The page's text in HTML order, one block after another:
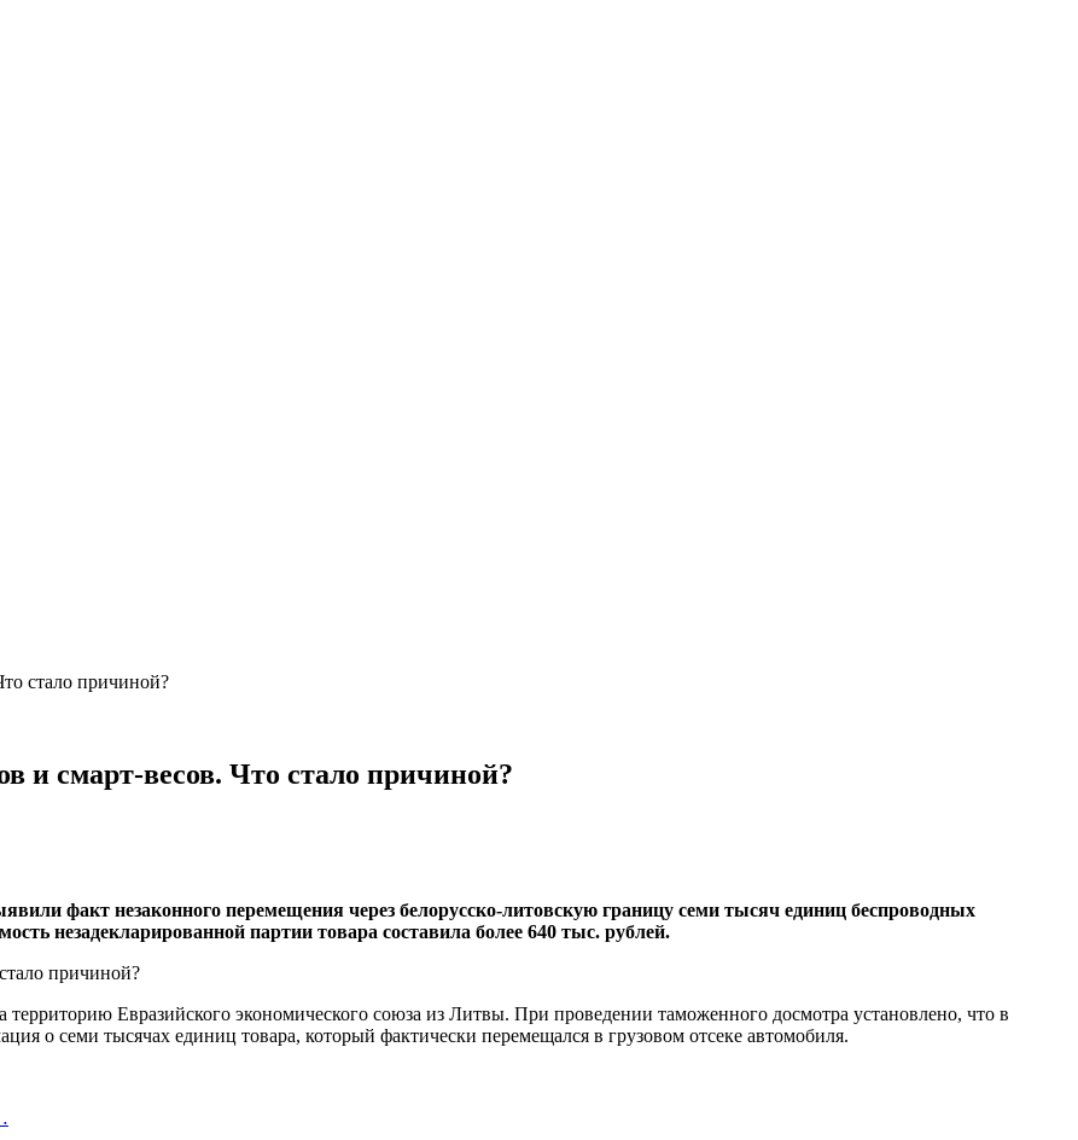
стало причиной?
и смарт-весов. Что стало причиной?
факт незаконного перемещения через белорусско-литовскую границу семи тысяч единиц беспроводных
незадекларированной партии товара составила более 640 тыс. рублей.
Евразийского экономического союза из Литвы. При проведении таможенного досмотра установлено, что в
о семи тысячах единиц товара, который фактически перемещался в грузовом отсеке автомобиля.